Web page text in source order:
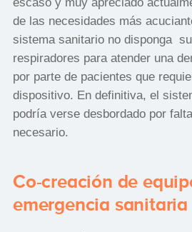
de las necesidades más
sistema sanitario no disponga
respiradores para atender una
por parte de pacientes que
dispositivo. En definitiva, el
podría verse desbordado por
necesario.
Co-creación de
emergencia sanitaria